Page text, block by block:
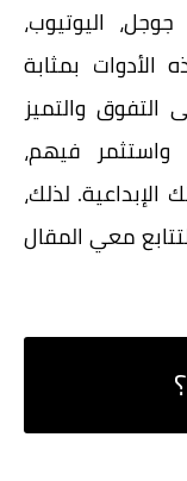
اليوتيوب،
الأدوات بمثابة
والتميز
واستثمر فيهم،
لذلك،
معي المقال